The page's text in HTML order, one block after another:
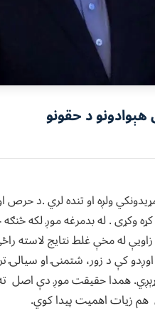
د حقونو
ولږه او تنده لري .د حرص
وکړی . له بدمرغه موږ لکه
له مخې غلط نتایج لاسته
کې د زور، شتمنۍ او سیالۍ
جوړېږي. همدا حقیقت موږ دې
هم زیات اهمیت پیدا کوي.